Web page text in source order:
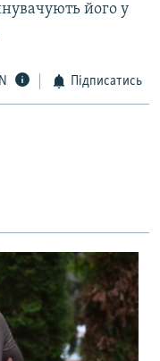
його у
Підписатись